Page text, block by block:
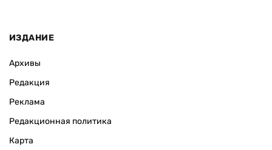
ИЗДАНИЕ
Архивы
Редакция
Реклама
Редакционная политика
Карта